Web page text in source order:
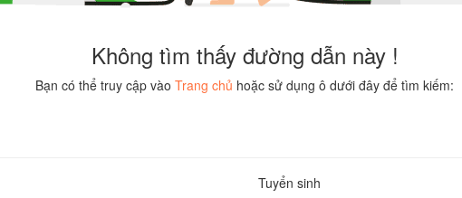
Không tìm thấy đường dẫn này !
Bạn có thể truy cập vào Trang chủ hoặc sử dụng ô dưới đây để tìm kiếm:
Tuyển sinh